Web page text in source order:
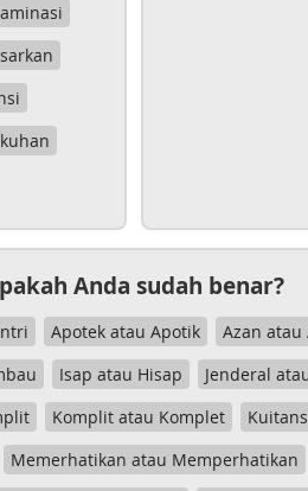
Anda sudah benar?
Apotek atau Apotik Azan atau
Isap atau Hisap Jenderal
Komplit atau Komplet
Memerhatikan atau Memperhatikan